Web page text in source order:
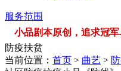
服务范围
小品剧本原创，追求冠
防疫扶贫
当前位置： 首页 > 曲艺 >